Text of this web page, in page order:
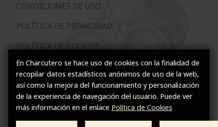
CONDICIONES DE USO
POLÍTICA DE PRIVACIDAD
POLÍTICA DE COOKIES
TÉRMINOS Y CONDICIONES DE CONTRATACIÓN
Lunes-Miércoles 09:00-14:00 Jueves 09:00-
En Charcutero se hace uso de cookies con la finalidad de
recopilar datos estadísticos anónimos de uso de la web,
así como la mejora del funcionamiento y personalización
de la experiencia de navegación del usuario. Puede ver
más información en el enlace Política de Cookies